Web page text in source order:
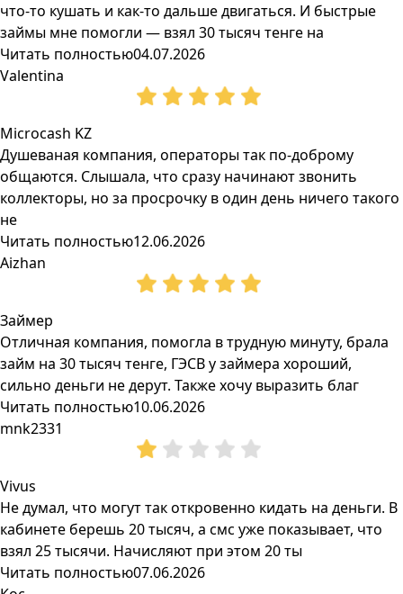
что-то кушать и как-то дальше двигаться. И быстрые
займы мне помогли — взял 30 тысяч тенге на
Читать полностью04.07.2026
Valentina
Microcash KZ
Душеваная компания, операторы так по-доброму
общаются. Слышала, что сразу начинают звонить
коллекторы, но за просрочку в один день ничего такого
не
Читать полностью12.06.2026
Aizhan
Займер
Отличная компания, помогла в трудную минуту, брала
займ на 30 тысяч тенге, ГЭСВ у займера хороший,
сильно деньги не дерут. Также хочу выразить благ
Читать полностью10.06.2026
mnk2331
Vivus
Не думал, что могут так откровенно кидать на деньги. В
кабинете берешь 20 тысяч, а смс уже показывает, что
взял 25 тысячи. Начисляют при этом 20 ты
Читать полностью07.06.2026